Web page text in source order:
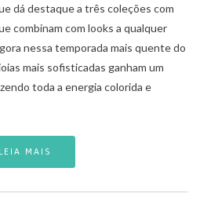
dá destaque a três coleções com
combinam com looks a qualquer
nessa temporada mais quente do
mais sofisticadas ganham um
toda a energia colorida e
LEIA MAIS